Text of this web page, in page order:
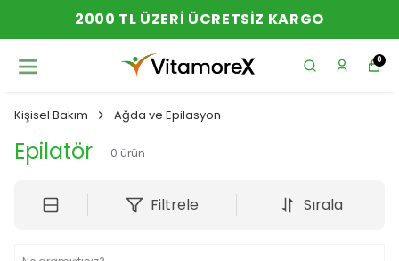
2000 TL ÜZERI ÜCRETSIZ KARGO
0
Kişisel Bakım Ağda ve Epilasyon
Epilatör 0 ürün
Filtrele Sırala